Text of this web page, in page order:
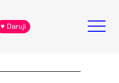
♥ Daruji